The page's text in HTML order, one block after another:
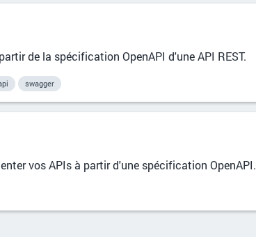
de la spécification OpenAPI d'une API REST.
swagger
vos APIs à partir d'une spécification OpenAPI.